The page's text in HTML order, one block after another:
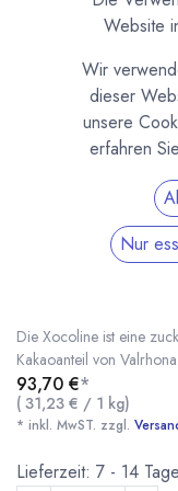
Xocoline 65 %
Die Xocoline ist eine
Kakaoanteil von
93,70 €*
( 31,23 € / 1 kg)
* inkl. MwST. zzgl.
Lieferzeit: 7 - 14 Tage
Website
Wir
dieser
unsere
erfahren
Nur